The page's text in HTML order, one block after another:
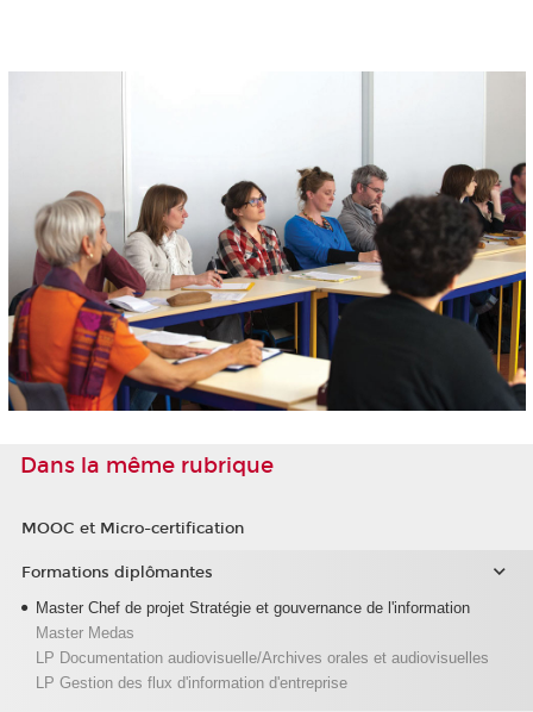
Dans la même rubrique
MOOC et Micro-certification
Formations diplômantes
Master Chef de projet Stratégie et gouvernance de l'information
Master Medas
LP Documentation audiovisuelle/Archives orales et audiovisuelles
LP Gestion des flux d'information d'entreprise